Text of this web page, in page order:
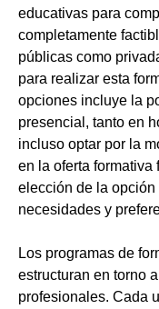
educativas para
completamente
públicas como
para realizar esta
opciones incluye la
presencial, tanto en
incluso optar por la
en la oferta formativa
elección de la
necesidades y
Los programas de
estructuran en torno
profesionales. Cada